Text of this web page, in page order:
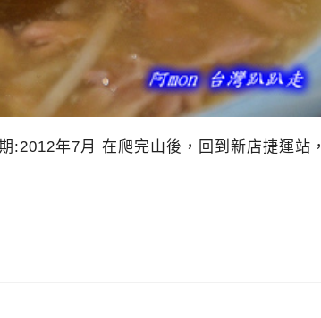
年7月 在爬完山後，回到新店捷運站，